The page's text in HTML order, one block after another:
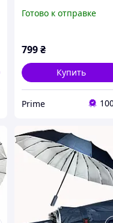
автомат прочный от
на 16 спиц темно-
розовый
Готово к отправке
799₴
Купить
Prime